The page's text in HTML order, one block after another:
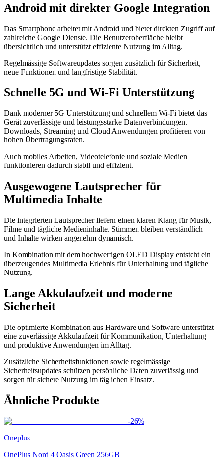
Android mit direkter Google Integration
Das Smartphone arbeitet mit Android und bietet direkten Zugriff auf
zahlreiche Google Dienste. Die Benutzeroberfläche bleibt
übersichtlich und unterstützt effiziente Nutzung im Alltag.
Regelmässige Softwareupdates sorgen zusätzlich für Sicherheit,
neue Funktionen und langfristige Stabilität.
Schnelle 5G und Wi-Fi Unterstützung
Dank moderner 5G Unterstützung und schnellem Wi-Fi bietet das
Gerät zuverlässige und leistungsstarke Datenverbindungen.
Downloads, Streaming und Cloud Anwendungen profitieren von
hohen Übertragungsraten.
Auch mobiles Arbeiten, Videotelefonie und soziale Medien
funktionieren dadurch stabil und effizient.
Ausgewogene Lautsprecher für
Multimedia Inhalte
Die integrierten Lautsprecher liefern einen klaren Klang für Musik,
Filme und tägliche Medieninhalte. Stimmen bleiben verständlich
und Inhalte wirken angenehm dynamisch.
In Kombination mit dem hochwertigen OLED Display entsteht ein
überzeugendes Multimedia Erlebnis für Unterhaltung und tägliche
Nutzung.
Lange Akkulaufzeit und moderne
Sicherheit
Die optimierte Kombination aus Hardware und Software unterstützt
eine zuverlässige Akkulaufzeit für Kommunikation, Unterhaltung
und produktive Anwendungen im Alltag.
Zusätzliche Sicherheitsfunktionen sowie regelmässige
Sicherheitsupdates schützen persönliche Daten zuverlässig und
sorgen für sichere Nutzung im täglichen Einsatz.
Ähnliche Produkte
-26%
Oneplus
OnePlus Nord 4 Oasis Green 256GB